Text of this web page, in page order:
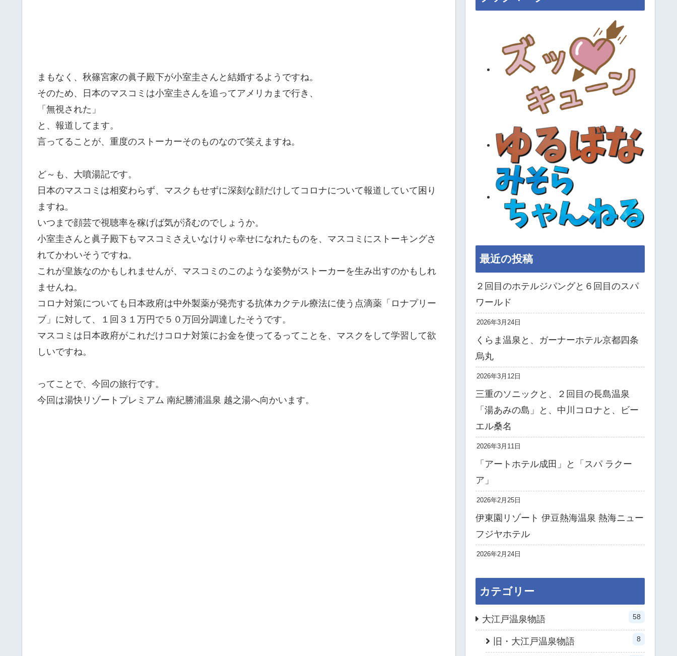
まもなく、秋篠宮家の眞子殿下が小室圭さんと結婚するようですね。
そのため、日本のマスコミは小室圭さんを追ってアメリカまで行き、
「無視された」
と、報道してます。
言ってることが、重度のストーカーそのものなので笑えますね。
ど～も、大噴湯記です。
日本のマスコミは相変わらず、マスクもせずに深刻な顔だけしてコロナについて報道していて困り
ますね。
いつまで顔芸で視聴率を稼げば気が済むのでしょうか。
小室圭さんと眞子殿下もマスコミさえいなけりゃ幸せになれたものを、マスコミにストーキングさ
れてかわいそうですね。
これが皇族なのかもしれませんが、マスコミのこのような姿勢がストーカーを生み出すのかもしれ
ませんね。
コロナ対策についても日本政府は中外製薬が発売する抗体カクテル療法に使う点滴薬「ロナプリー
ブ」に対して、１回３１万円で５０万回分調達したそうです。
マスコミは日本政府がこれだけコロナ対策にお金を使ってるってことを、マスクをして学習して欲
しいですね。
ってことで、今回の旅行です。
今回は湯快リゾートプレミアム 南紀勝浦温泉 越之湯へ向かいます。
最近の投稿
２回目のホテルジパングと６回目のスパ
ワールド
2026年3月24日
くらま温泉と、ガーナーホテル京都四条
烏丸
2026年3月12日
三重のソニックと、２回目の長島温泉
「湯あみの島」と、中川コロナと、ビー
エル桑名
2026年3月11日
「アートホテル成田」と「スパ ラクー
ア」
2026年2月25日
伊東園リゾート 伊豆熱海温泉 熱海ニュー
フジヤホテル
2026年2月24日
カテゴリー
大江戸温泉物語 58
旧・大江戸温泉物語 8